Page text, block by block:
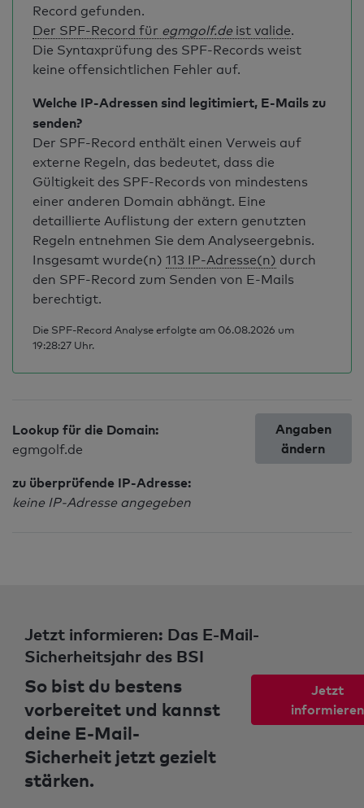
Record gefunden.
Der SPF-Record für egmgolf.de ist valide.
Die Syntaxprüfung des SPF-Records weist
keine offensichtlichen Fehler auf.
Welche IP-Adressen sind legitimiert, E-Mails zu
senden?
Der SPF-Record enthält einen Verweis auf
externe Regeln, das bedeutet, dass die
Gültigkeit des SPF-Records von mindestens
einer anderen Domain abhängt. Eine
detaillierte Auflistung der extern genutzten
Regeln entnehmen Sie dem Analyseergebnis.
Insgesamt wurde(n) 113 IP-Adresse(n) durch
den SPF-Record zum Senden von E-Mails
berechtigt.
Die SPF-Record Analyse erfolgte am 06.08.2026 um
19:28:27 Uhr.
Lookup für die Domain:
egmgolf.de
zu überprüfende IP-Adresse:
keine IP-Adresse angegeben
Angaben
ändern
Jetzt informieren: Das E-Mail-
Sicherheitsjahr des BSI
So bist du bestens
vorbereitet und kannst
deine E-Mail-
Sicherheit jetzt gezielt
stärken.
Jetzt
informieren